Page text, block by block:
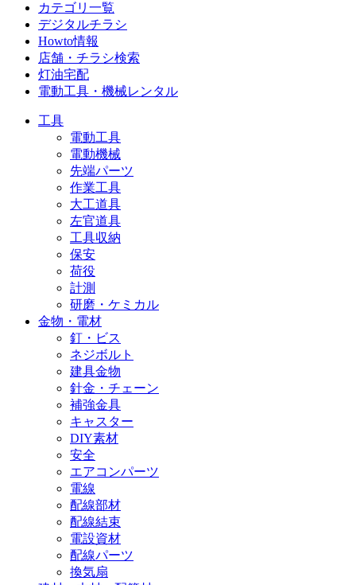
カテゴリ一覧
デジタルチラシ
Howto情報
店舗・チラシ検索
灯油宅配
電動工具・機械レンタル
工具
電動工具
電動機械
先端パーツ
作業工具
大工道具
左官道具
工具収納
保安
荷役
計測
研磨・ケミカル
金物・電材
釘・ビス
ネジボルト
建具金物
針金・チェーン
補強金具
キャスター
DIY素材
安全
エアコンパーツ
電線
配線部材
配線結束
電設資材
配線パーツ
換気扇